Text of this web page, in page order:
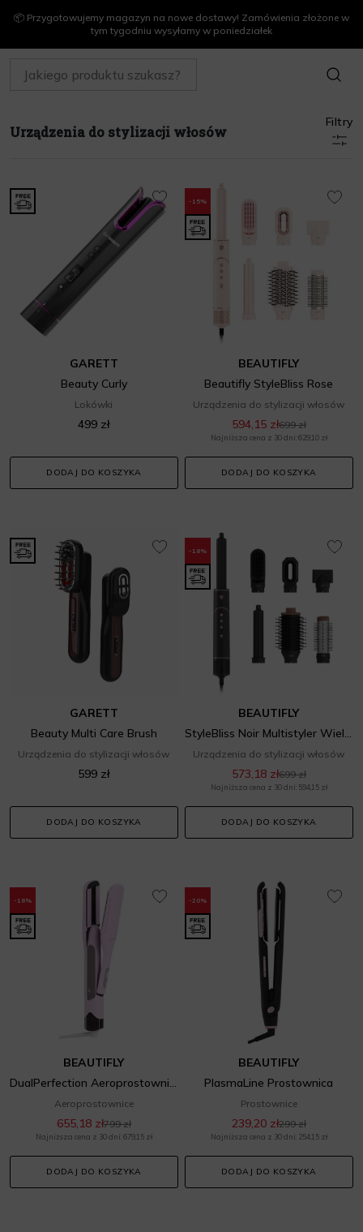
📦 Przygotowujemy magazyn na nowe dostawy! Zamówienia złożone w
tym tygodniu wysyłamy w poniedziałek
SZUKAJ
Urządzenia do stylizacji włosów
Filtry
GARETT
Beauty Curly
Lokówki
499 zł
DODAJ DO KOSZYKA
-15%
BEAUTIFLY
Beautifly StyleBliss Rose
Urządzenia do stylizacji włosów
594,15 zł699 zł
Najniższa cena z 30 dni: 629,10 zł
DODAJ DO KOSZYKA
GARETT
Beauty Multi Care Brush
Urządzenia do stylizacji włosów
599 zł
DODAJ DO KOSZYKA
-18%
BEAUTIFLY
StyleBliss Noir Multistyler Wielofunkcyjna lokówka
Urządzenia do stylizacji włosów
573,18 zł699 zł
Najniższa cena z 30 dni: 594,15 zł
DODAJ DO KOSZYKA
-18%
BEAUTIFLY
DualPerfection Aeroprostownica
Aeroprostownice
655,18 zł799 zł
Najniższa cena z 30 dni: 679,15 zł
DODAJ DO KOSZYKA
-20%
BEAUTIFLY
PlasmaLine Prostownica
Prostownice
239,20 zł299 zł
Najniższa cena z 30 dni: 254,15 zł
DODAJ DO KOSZYKA